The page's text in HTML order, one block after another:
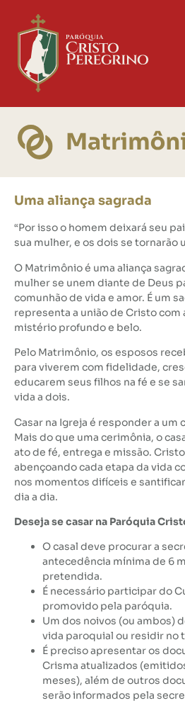
Uma aliança sagrada
“Por isso o homem deixará seu
sua mulher, e os dois se tornarão
O Matrimônio é uma aliança
mulher se unem diante de Deus
comunhão de vida e amor. É um
representa a união de Cristo com
mistério profundo e belo.
Pelo Matrimônio, os esposos
para viverem com fidelidade,
educarem seus filhos na fé e se
vida a dois.
Casar na Igreja é responder a um
Mais do que uma cerimônia, o
ato de fé, entrega e missão.
abençoando cada etapa da vida
nos momentos difíceis e
dia a dia.
Deseja se casar na Paróquia
O casal deve procurar a
antecedência mínima de 6
pretendida.
É necessário participar do
promovido pela paróquia.
Um dos noivos (ou ambos)
vida paroquial ou residir no
É preciso apresentar os
Crisma atualizados
meses), além de outros
serão informados pela